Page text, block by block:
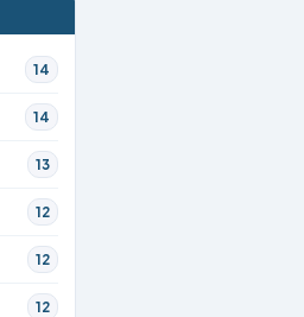
14
14
13
12
12
12